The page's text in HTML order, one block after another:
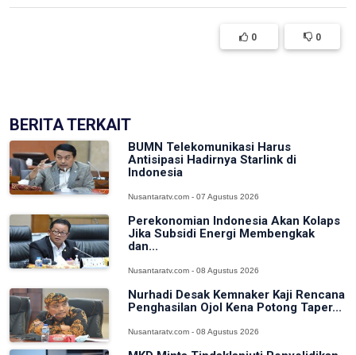
0 0
BERITA TERKAIT
BUMN Telekomunikasi Harus
Antisipasi Hadirnya Starlink di
Indonesia
Nusantaratv.com - 07 Agustus 2026
Perekonomian Indonesia Akan Kolaps
Jika Subsidi Energi Membengkak
dan...
Nusantaratv.com - 08 Agustus 2026
Nurhadi Desak Kemnaker Kaji Rencana
Penghasilan Ojol Kena Potong Taper...
Nusantaratv.com - 08 Agustus 2026